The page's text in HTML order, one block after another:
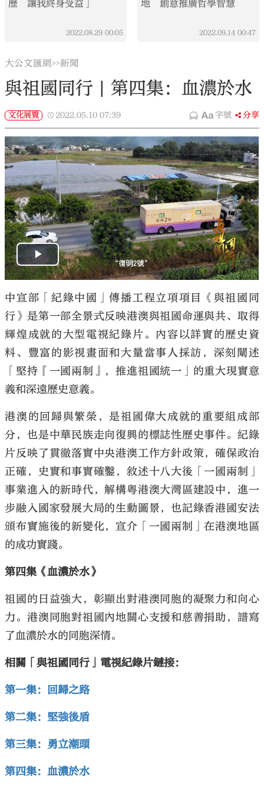
歷 讓我終身受益」
2022.08.29 00:05
地 創意推廣哲學智慧
2022.09.14 00:47
大公文匯網>>新聞
與祖國同行 | 第四集：血濃於水
文化展覽 2022.05.10 07:39 字號 分享
中宣部「紀錄中國」傳播工程立項項目《與祖國同
行》是第一部全景式反映港澳與祖國命運與共、取得
輝煌成就的大型電視紀錄片。內容以詳實的歷史資
料、豐富的影視畫面和大量當事人採訪，深刻闡述
「堅持『一國兩制』，推進祖國統一」的重大現實意
義和深遠歷史意義。
港澳的回歸與繁榮，是祖國偉大成就的重要組成部
分，也是中華民族走向復興的標誌性歷史事件。紀錄
片反映了貫徹落實中央港澳工作方針政策，確保政治
正確，史實和事實確鑿，敘述十八大後「一國兩制」
事業進入的新時代，解構粵港澳大灣區建設中，進一
步融入國家發展大局的生動圖景，也記錄香港國安法
頒布實施後的新變化，宣介「一國兩制」在港澳地區
的成功實踐。
第四集《血濃於水》
祖國的日益強大，彰顯出對港澳同胞的凝聚力和向心
力。港澳同胞對祖國內地關心支援和慈善捐助，譜寫
了血濃於水的同胞深情。
相關「與祖國同行」電視紀錄片鏈接：
第一集：回歸之路
第二集：堅強後盾
第三集：勇立潮頭
第四集：血濃於水